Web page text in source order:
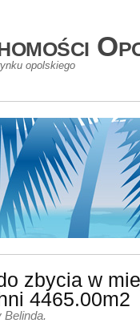
opolskiego
zbycia w
4465.00m2
Belinda.